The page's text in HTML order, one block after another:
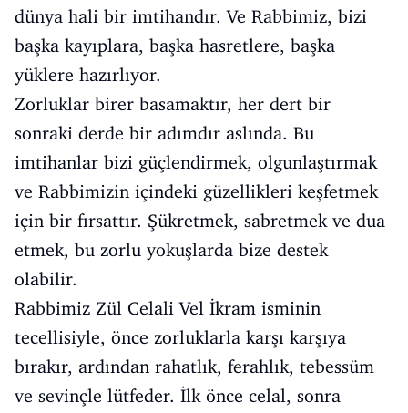
dünya hali bir imtihandır. Ve Rabbimiz, bizi
başka kayıplara, başka hasretlere, başka
yüklere hazırlıyor.
Zorluklar birer basamaktır, her dert bir
sonraki derde bir adımdır aslında. Bu
imtihanlar bizi güçlendirmek, olgunlaştırmak
ve Rabbimizin içindeki güzellikleri keşfetmek
için bir fırsattır. Şükretmek, sabretmek ve dua
etmek, bu zorlu yokuşlarda bize destek
olabilir.
Rabbimiz Zül Celali Vel İkram isminin
tecellisiyle, önce zorluklarla karşı karşıya
bırakır, ardından rahatlık, ferahlık, tebessüm
ve sevinçle lütfeder. İlk önce celal, sonra